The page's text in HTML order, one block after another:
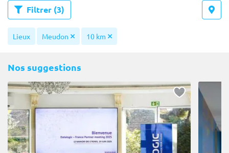
Filtrer (3)
Lieux Meudon 10 km
Nos suggestions